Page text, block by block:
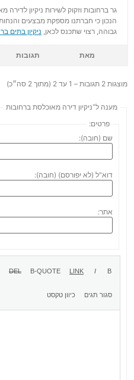
גר ברחובות וזקוק לשירות ניקיון לדירה
הנכון כי חברתנו מספקת מבצעים
גבוהה, רצוי שתכנס לכאן, ניקיון בתים
מאת תגובות
מוצגות 2 תגובות – 1 עד 2 (מתוך 2 סה״כ)
מענה ל־ניקיון דירה מאוכלסת ברחובות
פרטים:
שם (חובה):
דוא"ל (לא יפורסם) (חובה):
אתר: